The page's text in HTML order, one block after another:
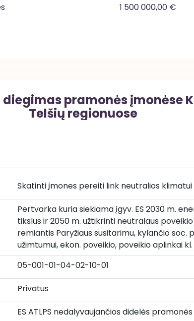
1 500 000,00 €
pramonės įmonėse
Telšių regionuose
Skatinti įmones pereiti link neutralios
Pertvarka kuria siekiama įgyv. ES 2030 m.
tikslus ir 2050 m. užtikrinti neutralaus
remiantis Paryžiaus susitarimu, kylančio soc.
užimtumui, ekon. poveikio, poveikio aplinkai kl.
05-001-01-04-02-10-01
Privatus
ES ATLPS nedalyvaujančios didelės